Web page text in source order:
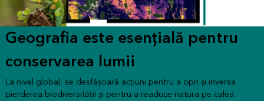
Geografia este esențială pentru
conservarea lumii
La nivel global, se desfășoară acțiuni pentru a opri și inversa
pierderea biodiversității și pentru a readuce natura pe calea